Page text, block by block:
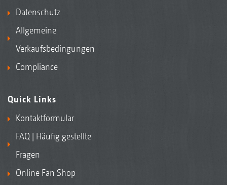
Datenschutz
Allgemeine
Verkaufsbedingungen
Compliance
Quick Links
Kontaktformular
FAQ | Häufig gestellte
Fragen
Online Fan Shop